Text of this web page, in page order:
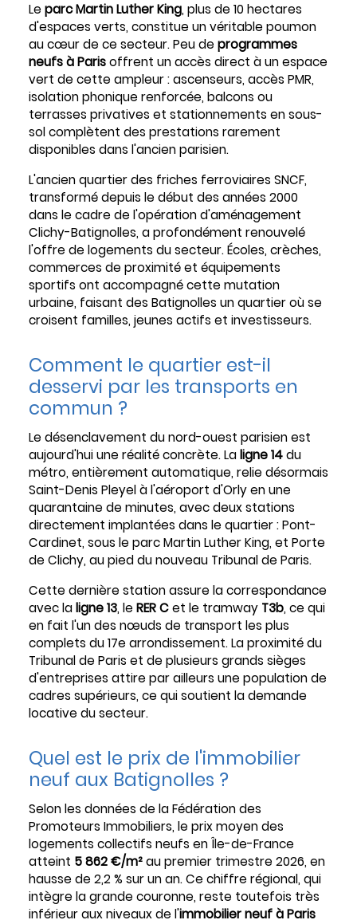
Le parc Martin Luther King, plus de 10 hectares
d'espaces verts, constitue un véritable poumon
au cœur de ce secteur. Peu de programmes
neufs à Parisoffrent un accès direct à un espace
vert de cette ampleur : ascenseurs, accès PMR,
isolation phonique renforcée, balcons ou
terrasses privatives et stationnements en sous-
sol complètent des prestations rarement
disponibles dans l'ancien parisien.
L'ancien quartier des friches ferroviaires SNCF,
transformé depuis le début des années 2000
dans le cadre de l'opération d'aménagement
Clichy-Batignolles, a profondément renouvelé
l'offre de logements du secteur. Écoles, crèches,
commerces de proximité et équipements
sportifs ont accompagné cette mutation
urbaine, faisant des Batignolles un quartier où se
croisent familles, jeunes actifs et investisseurs.
Comment le quartier est-il
desservi par les transports en
commun ?
Le désenclavement du nord-ouest parisien est
aujourd'hui une réalité concrète. Laligne 14du
métro, entièrement automatique, relie désormais
Saint-Denis Pleyel à l'aéroport d'Orly en une
quarantaine de minutes, avec deux stations
directement implantées dans le quartier : Pont-
Cardinet, sous le parc Martin Luther King, et Porte
de Clichy, au pied du nouveau Tribunal de Paris.
Cette dernière station assure la correspondance
avec laligne 13, le RER Cet le tramway T3b, ce qui
en fait l'un des nœuds de transport les plus
complets du 17e arrondissement. La proximité du
Tribunal de Paris et de plusieurs grands sièges
d'entreprises attire par ailleurs une population de
cadres supérieurs, ce qui soutient la demande
locative du secteur.
Quel est le prix de l'immobilier
neuf aux Batignolles ?
Selon les données de la Fédération des
Promoteurs Immobiliers, le prix moyen des
logements collectifs neufs en Île-de-France
atteint 5 862 €/m²au premier trimestre 2026, en
hausse de 2,2 % sur un an. Ce chiffre régional, qui
intègre la grande couronne, reste toutefois très
inférieur aux niveaux de l'immobilier neuf à Paris